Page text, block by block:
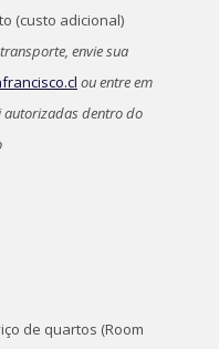
(custo adicional)
envie sua
ou entre em
autorizadas dentro do
de quartos (Room